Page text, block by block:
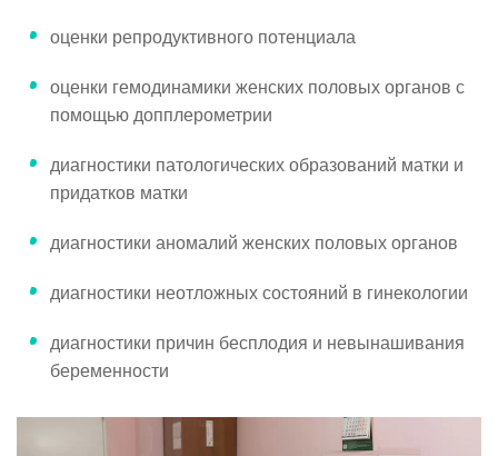
оценки репродуктивного потенциала
оценки гемодинамики женских половых органов с
помощью допплерометрии
диагностики патологических образований матки и
придатков матки
диагностики аномалий женских половых органов
диагностики неотложных состояний в гинекологии
диагностики причин бесплодия и невынашивания
беременности